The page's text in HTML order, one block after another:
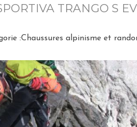
TRANGO S
:Chaussures alpinisme et